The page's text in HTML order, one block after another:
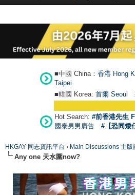
■中國 China： 香港 Hong
Taipei
■韓國 Korea: 首爾 Seoul
Hot Search: #前香港先生
國泰男男廣告
#【恐同矮
HKGAY 同志資訊平台 › Main Discussions 主版
Any one 天水圍now?